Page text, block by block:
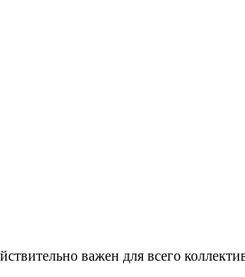
важен для всего